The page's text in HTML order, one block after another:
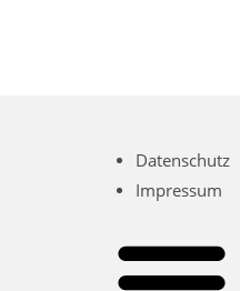
Datenschutz
Impressum